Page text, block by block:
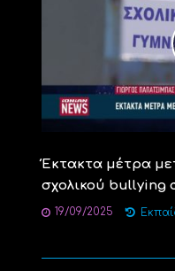
Έκτακτα μέτρα
σχολικού bullying
19/09/2025